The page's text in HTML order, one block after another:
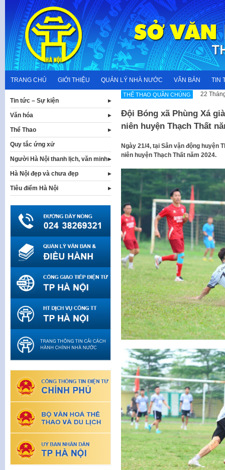
content
TRANG CHỦ GIỚI THIỆU QUẢN LÝ NHÀ NƯỚC VĂN BẢN TIN
THỂ THAO QUẦN CHÚNG 22
Đội Bóng xã Phùng Xá
niên huyện Thạch Thất
Ngày 21/4, tại Sân vận động huyện
niên huyện Thạch Thất năm 2024.
Tin tức – Sự kiện
Văn hóa
Thể Thao
Quy tắc ứng xử
Người Hà Nội thanh lịch, văn minh
Hà Nội đẹp và chưa đẹp
Tiêu điểm Hà Nội